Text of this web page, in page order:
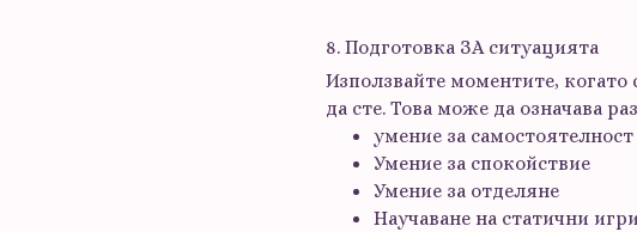
8. Подготовка ЗА ситуацията
Използвайте моментите, когато
да сте. Това може да означава
умение за самостоятелност
Умение за спокойствие
Умение за отделяне
Научаване на статични игри